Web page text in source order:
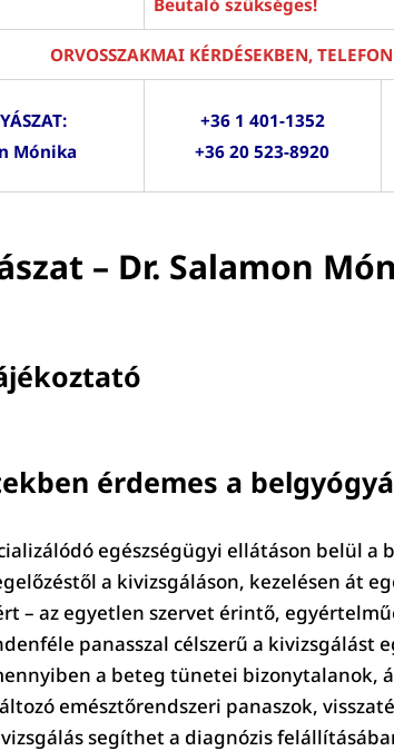
ORVOSSZAKMAI KÉRDÉSEKBEN,
Mónika
+36 1 401-1352
+36 20 523-8920
– Dr. Salamon
érdemes a
egészségügyi ellátáson belül
a kivizsgáláson, kezelésen át
– az egyetlen szervet érintő,
panasszal célszerű a kivizsgálást
a beteg tünetei bizonytalanok,
emésztőrendszeri panaszok,
segíthet a diagnózis